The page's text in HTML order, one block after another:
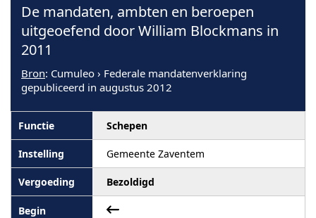
De mandaten, ambten en beroepen
uitgeoefend door William Blockmans in
2011
Bron: Cumuleo › Federale mandatenverklaring
gepubliceerd in augustus 2012
Schepen
Gemeente Zaventem
Bezoldigd